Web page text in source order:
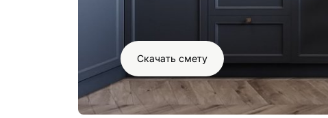
Скачать смету